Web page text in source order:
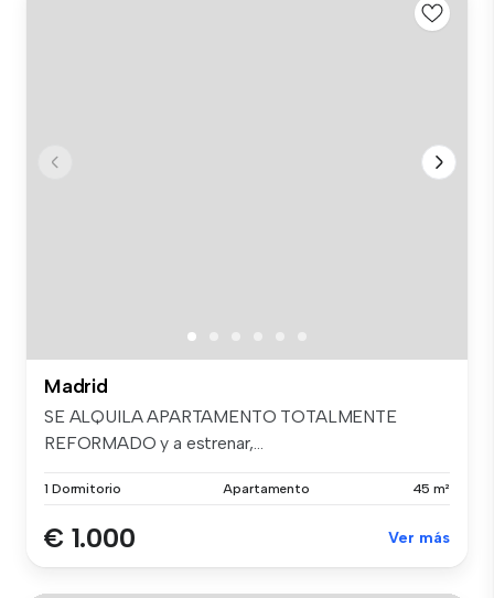
Madrid
SE ALQUILA APARTAMENTO TOTALMENTE
REFORMADO y a estrenar,...
1 Dormitorio Apartamento 45 m²
€ 1.000 Ver más